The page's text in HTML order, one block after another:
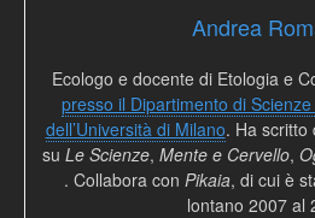
Andrea
Ecologo e docente di Etologia e
presso il Dipartimento di
dell’Università di Milano. Ha scritto
su Le Scienze, Mente e Cervello,
. Collabora con Pikaia, di cui è
lontano 2007 al